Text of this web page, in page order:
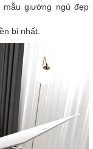
giường ngủ đẹp
bỉ nhất.